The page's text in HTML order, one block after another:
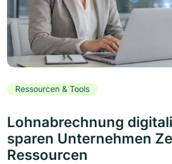
Ressourcen & Tools
Lohnabrechnung
sparen Unternehmen
Ressourcen